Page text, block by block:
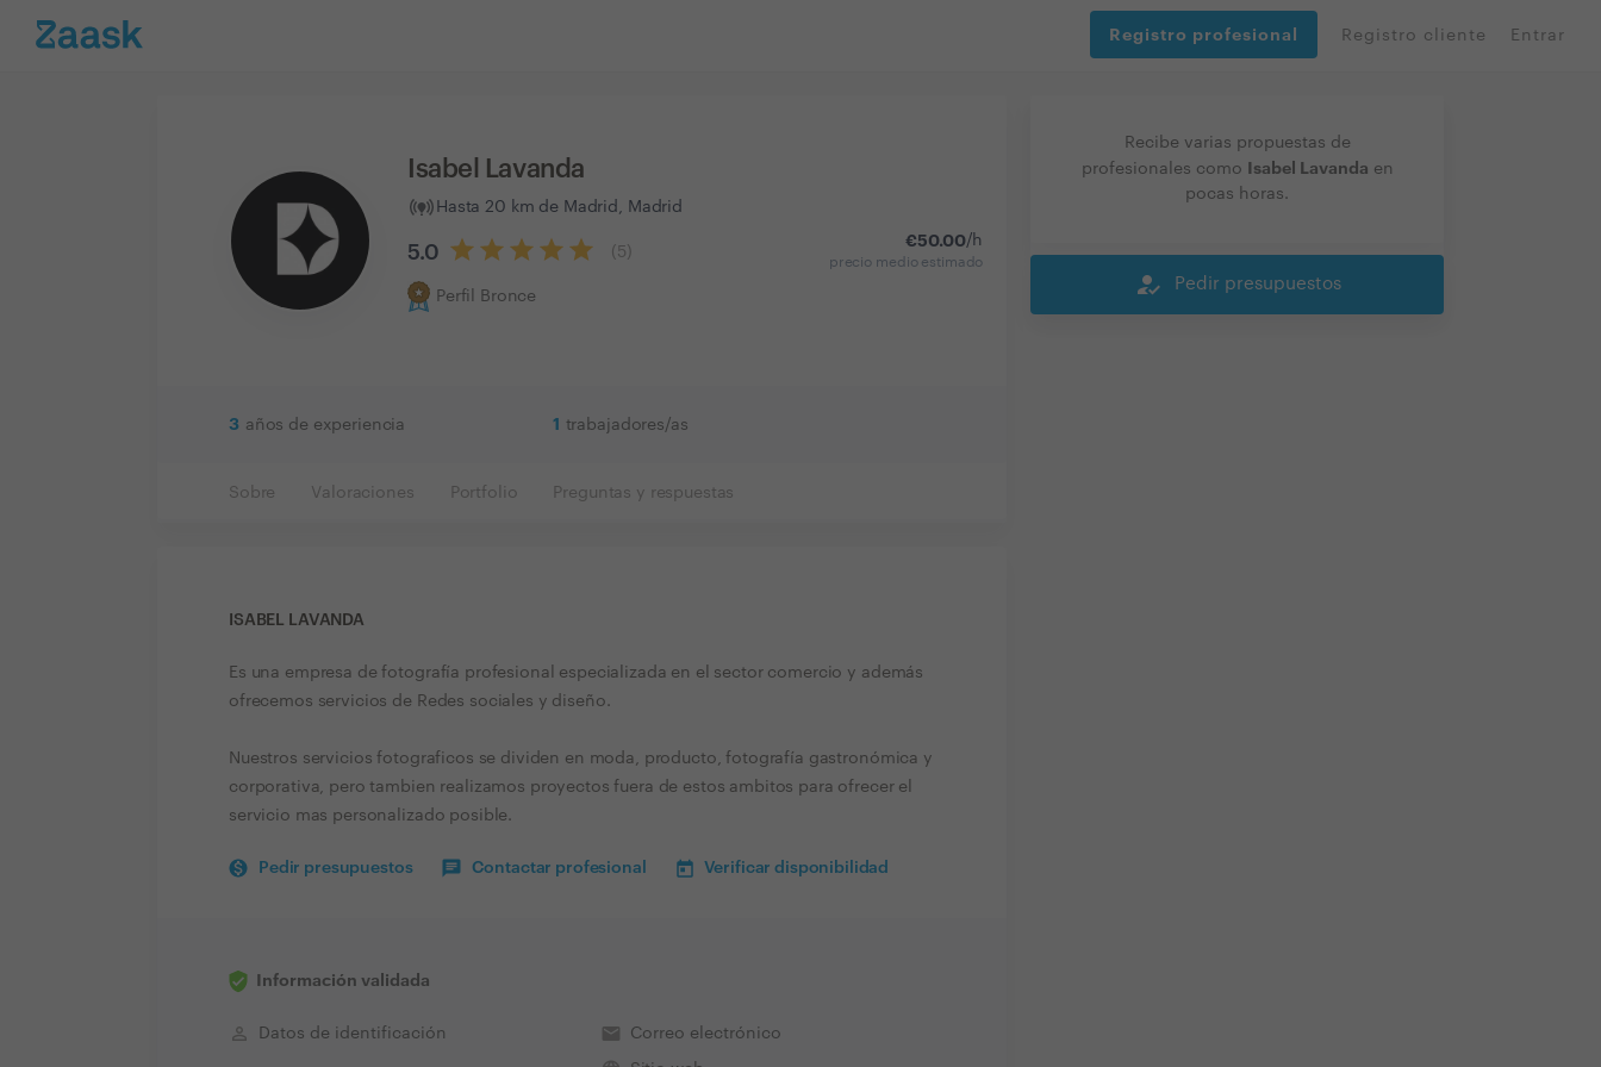
Registro profesional Registro cliente Entrar
Isabel Lavanda
Hasta 20 km de Madrid, Madrid
5.0 ( 5
Perfil Bronce
€50.00/h
precio medio estimado
3 años de experiencia 1 trabajadores/as
Sobre Valoraciones Portfolio Preguntas y respuestas
ISABEL LAVANDA
Es una empresa de fotografía profesional especializada en el sector comercio y además
ofrecemos servicios de Redes sociales y diseño.
Nuestros servicios fotograficos se dividen en moda, producto, fotografía gastronómica y
corporativa, pero tambien realizamos proyectos fuera de estos ambitos para ofrecer el
servicio mas personalizado posible.
Pedir presupuestos Contactar profesional Verificar disponibilidad
Información validada
perm_identity Datos de identificación email Correo electrónico
Recibe varias propuestas de
profesionales como
Isabel Lavanda en
pocas horas.
how_to_reg Pedir presupuestos